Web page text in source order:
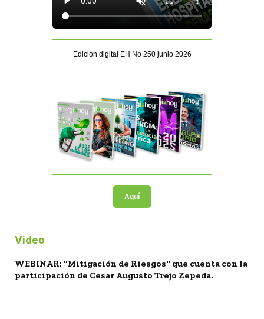
Edición digital EH No 250 junio 2026
Aquí
Video
WEBINAR: "Mitigación de Riesgos" que cuenta con la
participación de Cesar Augusto Trejo Zepeda.